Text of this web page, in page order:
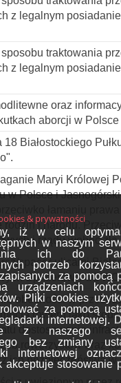
& prywatności
iż w celu
w naszym
ich do
potrzeb
za pomocą
urządzeniach
Pliki cookies
za pomocą
internetowej.
z naszego
bez zmiany
internetowej
akceptuje stosowanie
z legalnym
traktowania
z legalnym
oraz
aborcji w
Białostockiego
Maryi Królowej
w Polsce i
łamaniu
rodzin i narodu.
i rządu wobec zła
spacer ulicami
Spacerów".
obecności w
roweru jako
dostosowania
rowerzystów oraz
ich bezpieczeństwa w